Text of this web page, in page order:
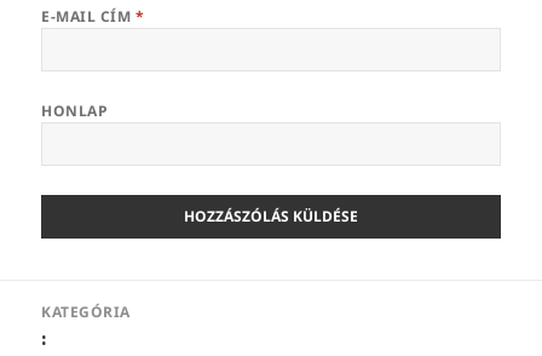
E-MAIL CÍM *
HONLAP
navigációKATEGÓRIA
: